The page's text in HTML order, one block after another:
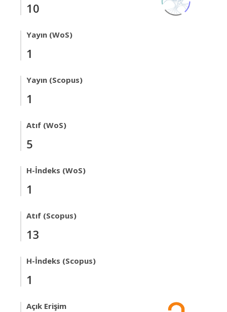
10
Yayın (WoS)
1
Yayın (Scopus)
1
Atıf (WoS)
5
H-İndeks (WoS)
1
Atıf (Scopus)
13
H-İndeks (Scopus)
1
Açık Erişim